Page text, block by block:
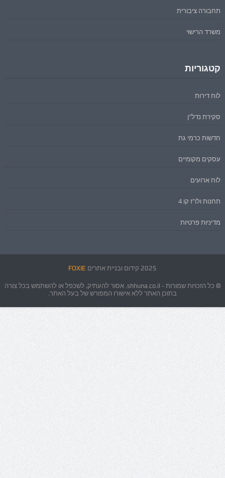
תחבורה ציבורית
משרד הרישוי
קטגוריות
לוח דירות
סקירת נדל"ן
חדשות כרמי גת
עסקים מקומיים
לוח ארועים
תחנות ולו"ז קו 4
מדיניות פרטיות
2025 קידום ובניית אתרים FOXIE
© כל הזכויות שמורות - shhuna.co.il. אסור להעתיק, לשכפל או להשתמש בכל צורה
בתוכן האתר ללא אישורו המפורש של בעל האתר.